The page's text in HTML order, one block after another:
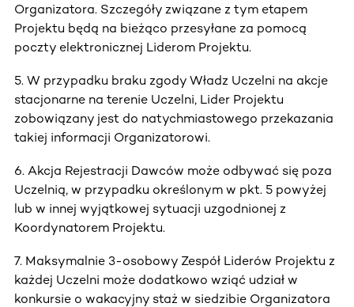
Organizatora. Szczegóły związane z tym etapem
Projektu będą na bieżąco przesyłane za pomocą
poczty elektronicznej Liderom Projektu.
5. W przypadku braku zgody Władz Uczelni na akcje
stacjonarne na terenie Uczelni, Lider Projektu
zobowiązany jest do natychmiastowego przekazania
takiej informacji Organizatorowi.
6. Akcja Rejestracji Dawców może odbywać się poza
Uczelnią, w przypadku określonym w pkt. 5 powyżej
lub w innej wyjątkowej sytuacji uzgodnionej z
Koordynatorem Projektu.
7. Maksymalnie 3-osobowy Zespół Liderów Projektu z
każdej Uczelni może dodatkowo wziąć udział w
konkursie o wakacyjny staż w siedzibie Organizatora